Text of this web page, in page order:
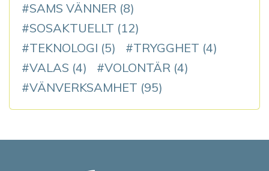
SAMS VÄNNER (8)
SOSAKTUELLT (12)
TEKNOLOGI (5) TRYGGHET (4)
VALAS (4) VOLONTÄR (4)
VÄNVERKSAMHET (95)